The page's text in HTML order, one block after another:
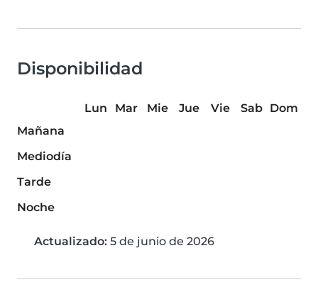
Disponibilidad
Lun Mar Mie Jue Vie Sab
Dom
Mañana
Mediodía
Tarde
Noche
Actualizado: 5 de junio de 2026